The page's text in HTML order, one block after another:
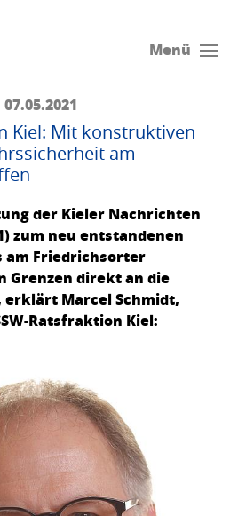
Menü
Kiel: Mit konstruktiven
am
der Kieler Nachrichten
zum neu entstandenen
am Friedrichsorter
Grenzen direkt an die
erklärt Marcel Schmidt,
Ratsfraktion Kiel: